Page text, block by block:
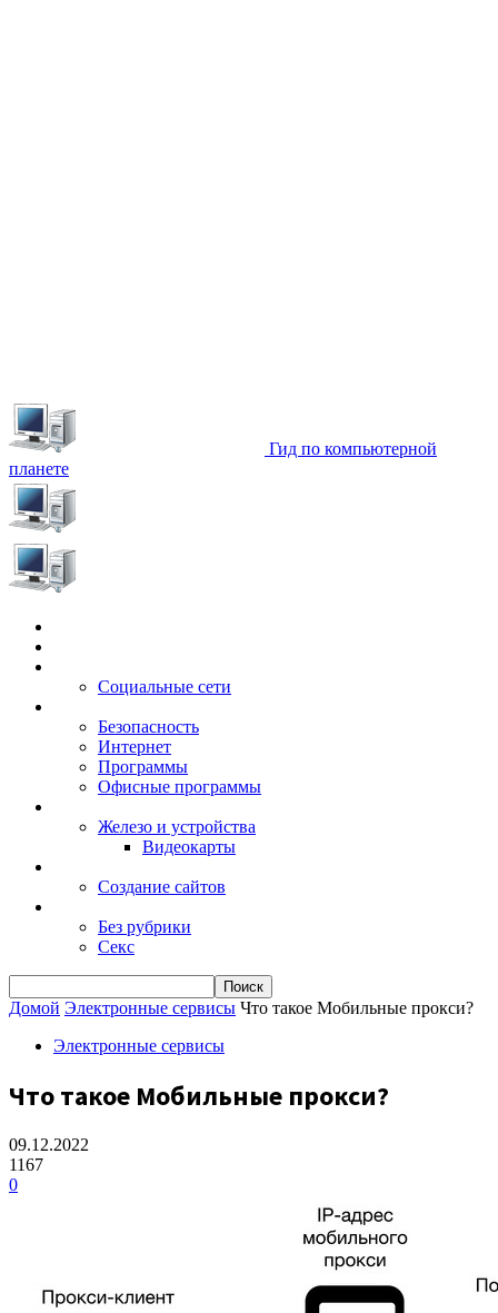
Гид по компьютерной
планете
Социальные сети
Безопасность
Интернет
Программы
Офисные программы
Железо и устройства
Видеокарты
Создание сайтов
Без рубрики
Секс
Домой Электронные сервисы Что такое Мобильные прокси?
Электронные сервисы
Что такое Мобильные прокси?
09.12.2022
1167
0